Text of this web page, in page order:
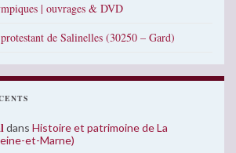
| ouvrages & DVD
de Salinelles (30250 – Gard)
dans Histoire et patrimoine de La
et-Marne)